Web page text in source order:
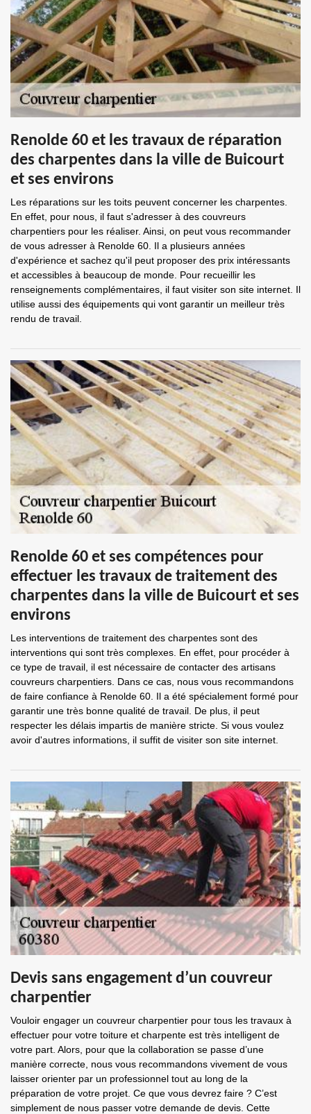
Renolde 60 et les travaux de réparation
des charpentes dans la ville de Buicourt
et ses environs
Les réparations sur les toits peuvent concerner les charpentes.
En effet, pour nous, il faut s'adresser à des couvreurs
charpentiers pour les réaliser. Ainsi, on peut vous recommander
de vous adresser à Renolde 60. Il a plusieurs années
d'expérience et sachez qu'il peut proposer des prix intéressants
et accessibles à beaucoup de monde. Pour recueillir les
renseignements complémentaires, il faut visiter son site internet. Il
utilise aussi des équipements qui vont garantir un meilleur très
rendu de travail.
Renolde 60 et ses compétences pour
effectuer les travaux de traitement des
charpentes dans la ville de Buicourt et ses
environs
Les interventions de traitement des charpentes sont des
interventions qui sont très complexes. En effet, pour procéder à
ce type de travail, il est nécessaire de contacter des artisans
couvreurs charpentiers. Dans ce cas, nous vous recommandons
de faire confiance à Renolde 60. Il a été spécialement formé pour
garantir une très bonne qualité de travail. De plus, il peut
respecter les délais impartis de manière stricte. Si vous voulez
avoir d'autres informations, il suffit de visiter son site internet.
Devis sans engagement d’un couvreur
charpentier
Vouloir engager un couvreur charpentier pour tous les travaux à
effectuer pour votre toiture et charpente est très intelligent de
votre part. Alors, pour que la collaboration se passe d’une
manière correcte, nous vous recommandons vivement de vous
laisser orienter par un professionnel tout au long de la
préparation de votre projet. Ce que vous devrez faire ? C’est
simplement de nous passer votre demande de devis. Cette